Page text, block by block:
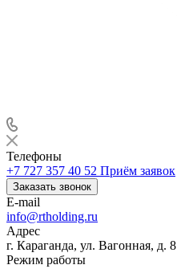
Телефоны
+7 727 357 40 52 Приём заявок
Заказать звонок
E-mail
info@rtholding.ru
Адрес
г. Караганда, ул. Вагонная, д. 8
Режим работы